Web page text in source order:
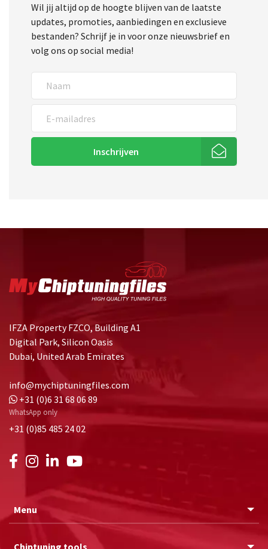
Wil jij altijd op de hoogte blijven van de laatste
updates, promoties, aanbiedingen en exclusieve
bestanden? Schrijf je in voor onze nieuwsbrief en
volg ons op social media!
Inschrijven
IFZA Property FZCO, Building A1
Digital Park, Silicon Oasis
Dubai, United Arab Emirates
info@mychiptuningfiles.com
+31 (0)6 31 68 06 89
WhatsApp only
+31 (0)85 485 24 02
Menu